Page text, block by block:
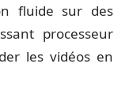
fluide sur des
processeur
les vidéos en